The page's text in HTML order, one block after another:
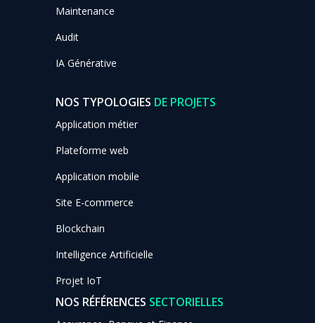
Maintenance
Audit
IA Générative
NOS TYPOLOGIES DE PROJETS
Application métier
Plateforme web
Application mobile
Site E-commerce
Blockchain
Intelligence Artificielle
Projet IoT
NOS RÉFÉRENCES SECTORIELLES